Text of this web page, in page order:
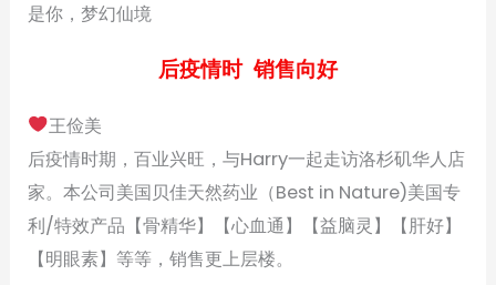
是你，梦幻仙境
后疫情时 销售向好
王俭美
后疫情时期，百业兴旺，与Harry一起走访洛杉矶华人店
家。本公司美国贝佳天然药业（Best in Nature)美国专
利/特效产品【骨精华】【心血通】【益脑灵】【肝好】
【明眼素】等等，销售更上层楼。